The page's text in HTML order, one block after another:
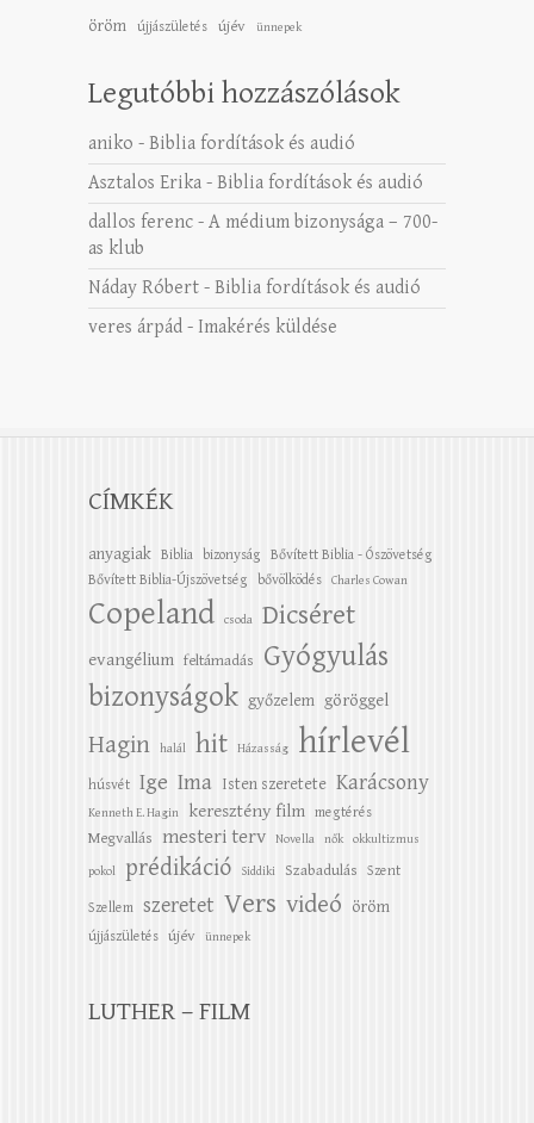
öröm újjászületés újév ünnepek
Legutóbbi hozzászólások
aniko - Biblia fordítások és audió
Asztalos Erika - Biblia fordítások és audió
dallos ferenc - A médium bizonysága – 700-
as klub
Náday Róbert - Biblia fordítások és audió
veres árpád - Imakérés küldése
CÍMKÉK
anyagiak Biblia bizonyság
Bővített Biblia - Ószövetség
Bővített Biblia-Újszövetség
bővölködés Charles Cowan
Copeland csoda Dicséret
evangélium feltámadás
Gyógyulás
bizonyságok győzelem göröggel
Hagin halál hit Házasság hírlevél
húsvét Ige Ima Isten szeretete Karácsony
Kenneth E. Hagin keresztény film megtérés
Megvallás mesteri terv Novella nők okkultizmus
pokol prédikáció Siddiki Szabadulás Szent
Szellem szeretet Vers videó öröm
újjászületés újév ünnepek
LUTHER – FILM